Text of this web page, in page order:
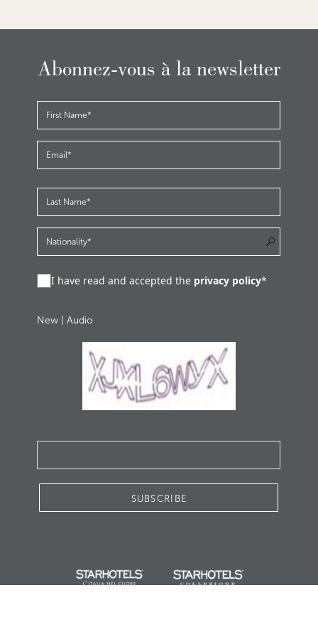
Abonnez-vous à la newsletter
I have read and accepted the privacy policy*
New |Audio
SUBSCRIBE